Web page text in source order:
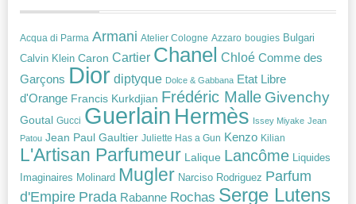
Acqua di Parma Armani Atelier Cologne Azzaro bougies Bulgari
Calvin Klein Caron Cartier Chanel Chloé Comme des
Garçons Dior diptyque Dolce & Gabbana Etat Libre
d'Orange Francis Kurkdjian Frédéric Malle Givenchy
Goutal Gucci Guerlain Hermès Issey Miyake Jean
Patou Jean Paul Gaultier Juliette Has a Gun Kenzo Kilian
L'Artisan Parfumeur Lalique Lancôme
Liquides
Imaginaires Molinard Mugler Narciso Rodriguez Parfum
d'Empire Prada Rabanne Rochas Serge Lutens